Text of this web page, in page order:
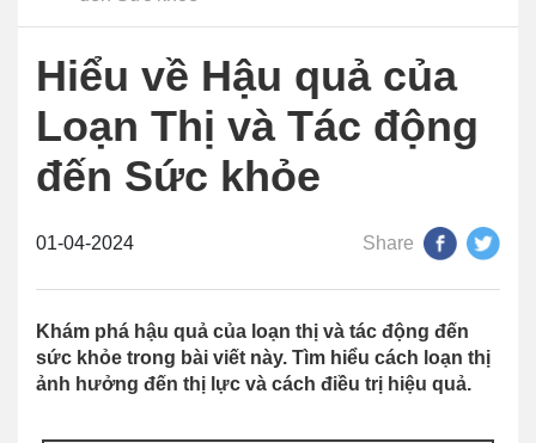
Hiểu về Hậu quả của
Loạn Thị và Tác động
đến Sức khỏe
01-04-2024 Share
Khám phá hậu quả của loạn thị và tác động đến
sức khỏe trong bài viết này. Tìm hiểu cách loạn thị
ảnh hưởng đến thị lực và cách điều trị hiệu quả.